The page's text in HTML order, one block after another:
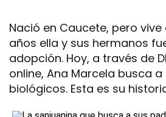
Nació en Caucete, pero vive
años ella y sus hermanos
adopción. Hoy, a través de
online, Ana Marcela busca
biológicos. Esta es su